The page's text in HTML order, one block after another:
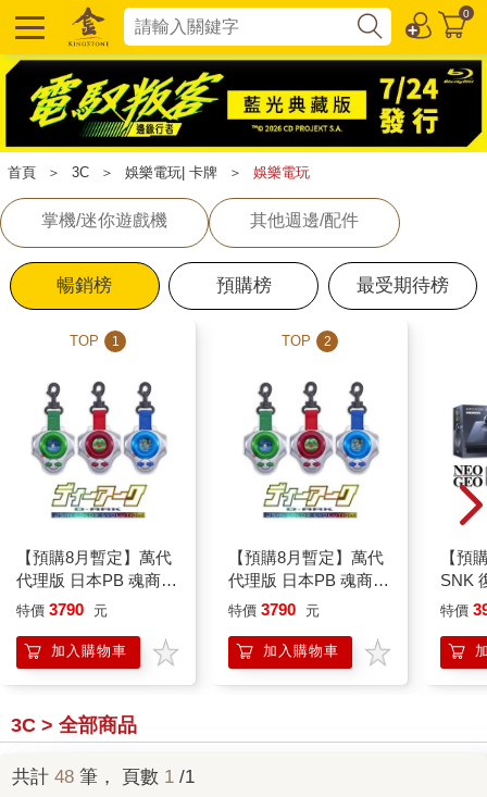
0
首頁 ＞ 3C ＞ 娛樂電玩| 卡牌 ＞ 娛樂電玩
掌機/迷你遊戲機 其他週邊/配件
暢銷榜 預購榜 最受期待榜
TOP 1
【預購8月暫定】萬代
代理版 日本PB 魂商店
限定 數碼寶貝 D-ARK
特價 3790 元
加入購物車
TOP 2
【預購8月暫定】萬代
代理版 日本PB 魂商店
限定 數碼寶貝 D-ARK
特價 3790 元
加入購物車
【預
SNK
桿（
一）
特價
3C > 全部商品
共計 48 筆， 頁數 1 /1